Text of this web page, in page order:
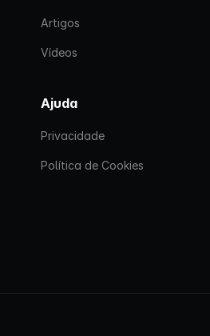
Artigos
Vídeos
Ajuda
Privacidade
Política de Cookies